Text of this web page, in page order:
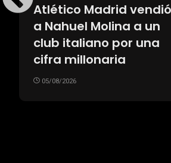
Atlético Madrid vendió
a Nahuel Molina a un
club italiano por una
cifra millonaria
05/08/2026